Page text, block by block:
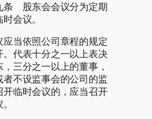
条 股东会会议分为定期
会议。
应当依照公司章程的规定
。代表十分之一以上表决
三分之一以上的董事，
者不设监事会的公司的监
开临时会议的，应当召开